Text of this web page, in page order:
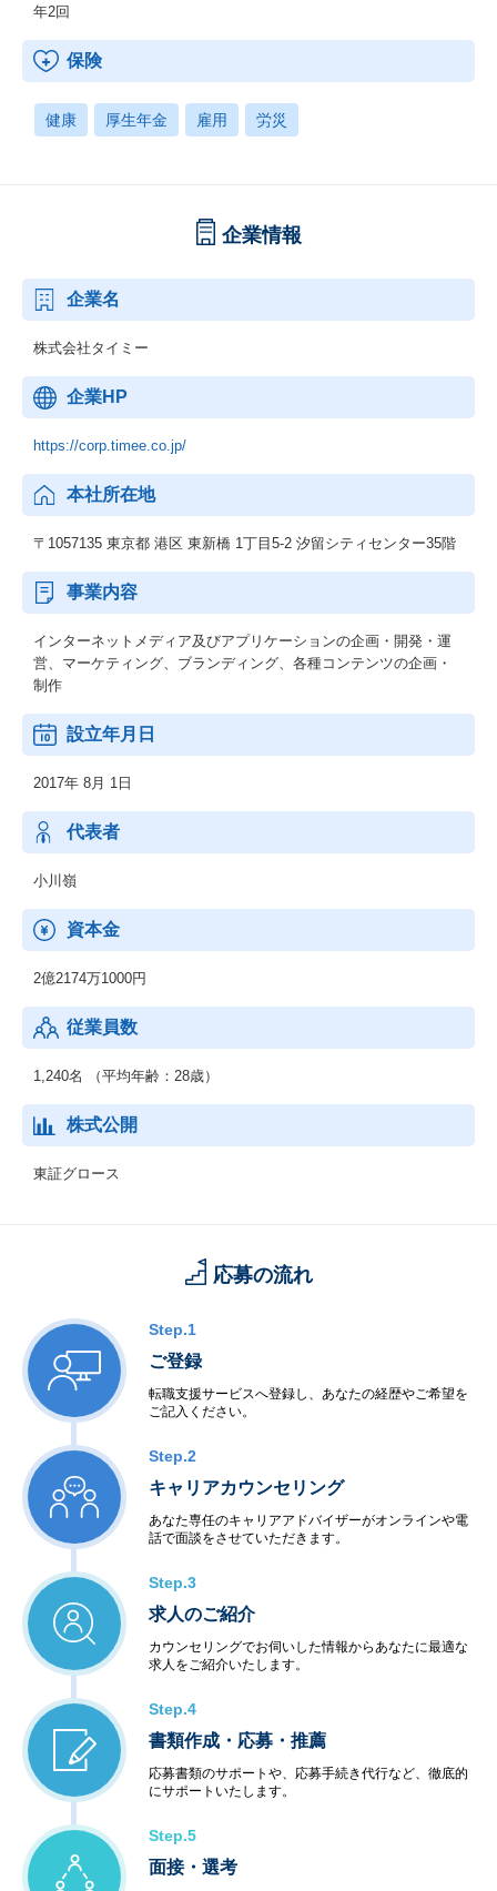
年2回
保険
健康 厚生年金 雇用 労災
企業情報
企業名
株式会社タイミー
企業HP
https://corp.timee.co.jp/
本社所在地
〒1057135 東京都 港区 東新橋 1丁目5-2 汐留シティセンター35階
事業内容
インターネットメディア及びアプリケーションの企画・開発・運
営、マーケティング、ブランディング、各種コンテンツの企画・
制作
設立年月日
2017年 8月 1日
代表者
小川嶺
資本金
2億2174万1000円
従業員数
1,240名 （平均年齢：28歳）
株式公開
東証グロース
応募の流れ
Step.1
ご登録
転職支援サービスへ登録し、あなたの経歴やご希望を
ご記入ください。
Step.2
キャリアカウンセリング
あなた専任のキャリアアドバイザーがオンラインや電
話で面談をさせていただきます。
Step.3
求人のご紹介
カウンセリングでお伺いした情報からあなたに最適な
求人をご紹介いたします。
Step.4
書類作成・応募・推薦
応募書類のサポートや、応募手続き代行など、徹底的
にサポートいたします。
Step.5
面接・選考